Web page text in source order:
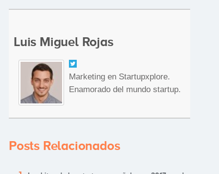
Luis Miguel Rojas
Marketing en Startupxplore.
Enamorado del mundo startup.
Posts Relacionados